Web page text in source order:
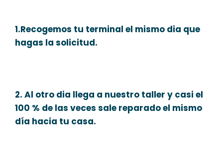
1.Recogemos tu terminal el mismo dia que
hagas la solicitud.
2. Al otro dia llega a nuestro taller y casi el
100 % de las veces sale reparado el mismo
día hacia tu casa.